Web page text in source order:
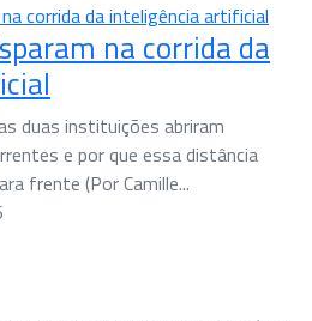
na corrida da
duas instituições abriram
e por que essa distância
frente (Por Camille...